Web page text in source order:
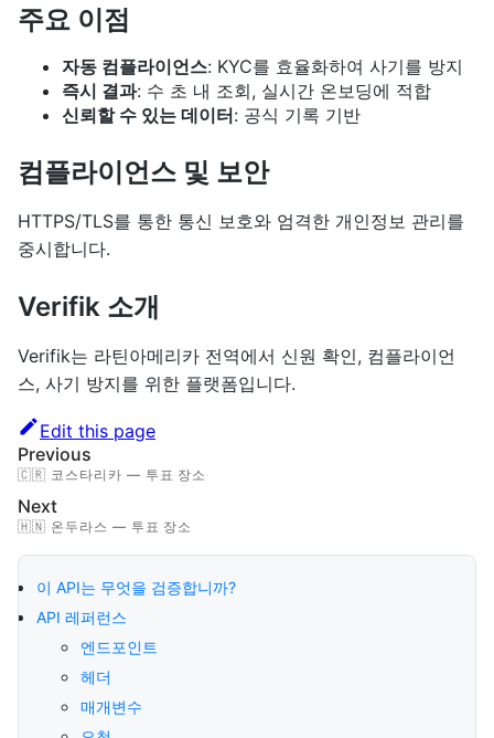
주요 이점
자동 컴플라이언스: KYC를 효율화하여 사기를 방지
즉시 결과: 수 초 내 조회, 실시간 온보딩에 적합
신뢰할 수 있는 데이터: 공식 기록 기반
컴플라이언스 및 보안
HTTPS/TLS를 통한 통신 보호와 엄격한 개인정보 관리를
중시합니다.
Verifik 소개
Verifik는 라틴아메리카 전역에서 신원 확인, 컴플라이언
스, 사기 방지를 위한 플랫폼입니다.
Edit this page
Previous
🇨🇷 코스타리카 — 투표 장소
Next
🇭🇳 온두라스 — 투표 장소
이 API는 무엇을 검증합니까?
API 레퍼런스
엔드포인트
헤더
매개변수